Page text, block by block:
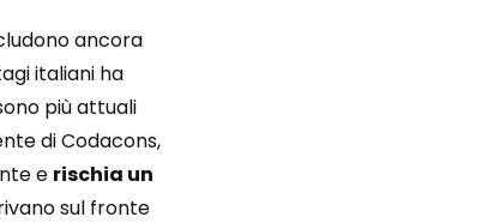
ancora
italiani ha
più attuali
di Codacons,
e rischia un
sul fronte